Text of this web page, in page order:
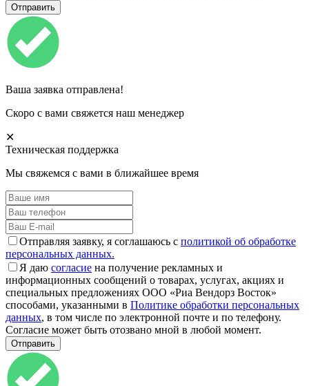
Ваша заявка отправлена!
Скоро с вами свяжется наш менеджер
✕
Техническая поддержка
Мы свяжемся с вами в ближайшее время
Отправляя заявку, я соглашаюсь с политикой об обработке
персональных данных.
Я даю согласие на получение рекламных и
информационных сообщений о товарах, услугах, акциях и
специальных предложениях ООО «Риа Вендорз Восток»
способами, указанными в Политике обработки персональных
данных, в том числе по электронной почте и по телефону.
Согласие может быть отозвано мной в любой момент.